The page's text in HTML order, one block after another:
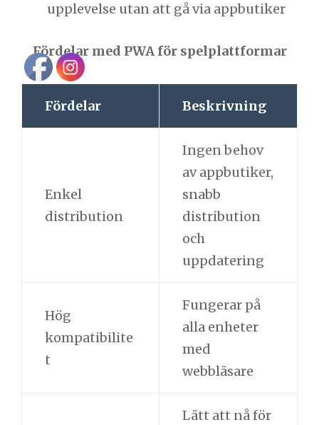
upplevelse utan att gå via appbutiker
Fördelar med PWA för spelplattformar
Fördelar Beskrivning
Enkel
distribution
Ingen behov
av appbutiker,
snabb
distribution
och
uppdatering
Hög
kompatibilite
t
Fungerar på
alla enheter
med
webbläsare
Lätt att nå för